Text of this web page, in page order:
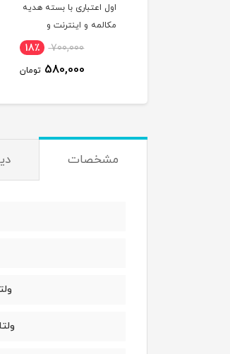
اول اعتباری با بسته هدیه
مکالمه و اینترنت و
700,000 18٪
580,000 تومان
مشخصات